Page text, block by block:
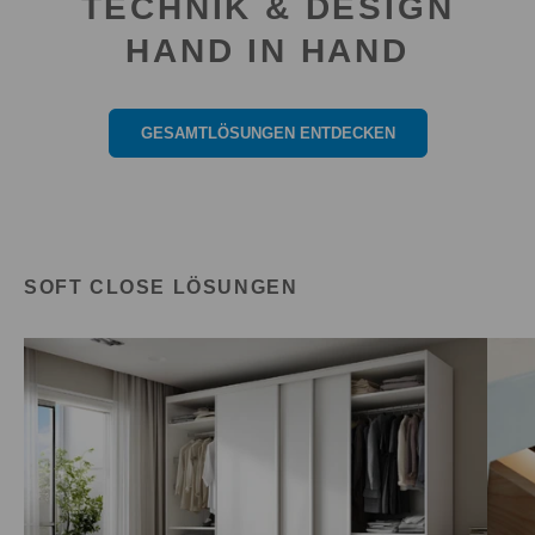
TECHNIK & DESIGN
HAND IN HAND
GESAMTLÖSUNGEN ENTDECKEN
SOFT CLOSE LÖSUNGEN